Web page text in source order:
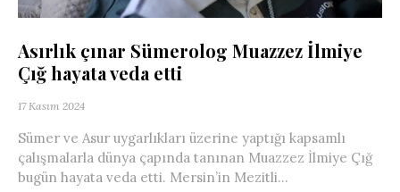
Asırlık çınar Sümerolog Muazzez İlmiye
Çığ hayata veda etti
17 Kasım 2024
Sümer ve Asur uygarlıkları üzerine yaptığı kapsamlı
çalışmalarla dünya çapında tanınan Muazzez İlmiye Çığ
bugün hayata veda etti. Mersin’in Mezitli...